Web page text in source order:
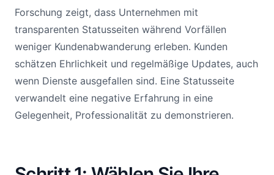
Forschung zeigt, dass Unternehmen mit
transparenten Statusseiten während Vorfällen
weniger Kundenabwanderung erleben. Kunden
schätzen Ehrlichkeit und regelmäßige Updates, auch
wenn Dienste ausgefallen sind. Eine Statusseite
verwandelt eine negative Erfahrung in eine
Gelegenheit, Professionalität zu demonstrieren.